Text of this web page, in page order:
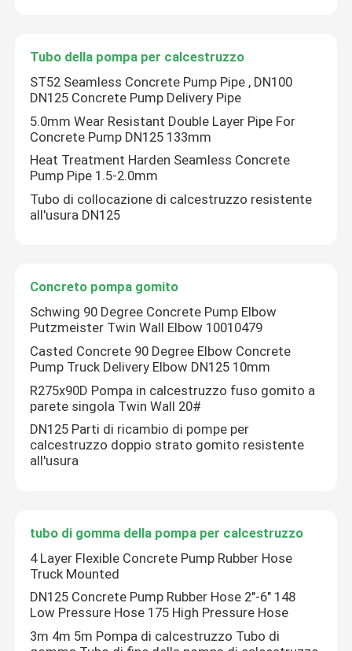
Prodotti
Video
Tubo della pompa per calcestruzzo
ST52 Seamless Concrete Pump Pipe , DN100
DN125 Concrete Pump Delivery Pipe
5.0mm Wear Resistant Double Layer Pipe For
Concrete Pump DN125 133mm
Heat Treatment Harden Seamless Concrete
Pump Pipe 1.5-2.0mm
Tubo di collocazione di calcestruzzo resistente
all'usura DN125
Concreto pompa gomito
Schwing 90 Degree Concrete Pump Elbow
Putzmeister Twin Wall Elbow 10010479
Casted Concrete 90 Degree Elbow Concrete
Pump Truck Delivery Elbow DN125 10mm
R275x90D Pompa in calcestruzzo fuso gomito a
parete singola Twin Wall 20#
DN125 Parti di ricambio di pompe per
calcestruzzo doppio strato gomito resistente
all'usura
tubo di gomma della pompa per calcestruzzo
4 Layer Flexible Concrete Pump Rubber Hose
Truck Mounted
DN125 Concrete Pump Rubber Hose 2"-6" 148
Low Pressure Hose 175 High Pressure Hose
3m 4m 5m Pompa di calcestruzzo Tubo di